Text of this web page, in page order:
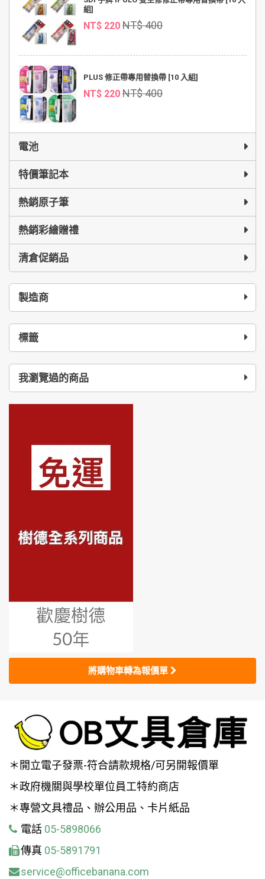
組]
NT$ 220 NT$ 400
PLUS 修正帶專用替換帶 [10 入組]
NT$ 220 NT$ 400
電池
特價筆記本
熱銷原子筆
熱銷彩繪贈禮
清倉促銷品
製造商
標籤
我瀏覽過的商品
將購物車轉為報價單
＊開立電子發票-符合請款規格/可另開報價單
＊政府機關與學校單位員工特約商店
＊專營文具禮品、辦公用品、卡片紙品
電話 05-5898066
傳真 05-5891791
service@officebanana.com